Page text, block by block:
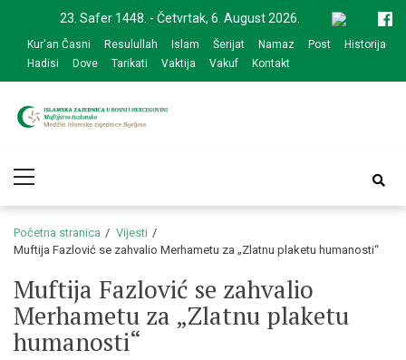
navigation
content
23. Safer 1448. - Četvrtak, 6. August 2026.
Kur'an Časni Resulullah Islam Šerijat Namaz Post
Historija
Hadisi
Dove Tarikati Vaktija Vakuf Kontakt
zajednice Bijeljina
Menu
Početna stranica
Vijesti
Muftija Fazlović se zahvalio Merhametu za „Zlatnu plaketu humanosti“
Muftija Fazlović se zahvalio
Merhametu za „Zlatnu plaketu
humanosti“